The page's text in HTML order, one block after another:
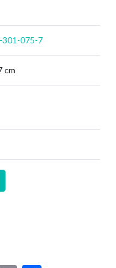
301-075-7
cm